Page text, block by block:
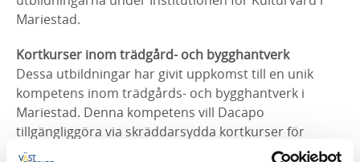
Mariestad.
Kortkurser inom trädgård- och bygghantverk
Dessa utbildningar har givit uppkomst till en unik
kompetens inom trädgårds- och bygghantverk i
Mariestad. Denna kompetens vill Dacapo
tillgängliggöra via skräddarsydda kortkurser för
allmänheten.